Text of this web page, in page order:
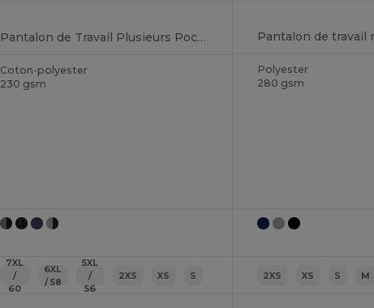
Pantalon de Travail Plusieurs Poches
Coton-polyester
230 gsm
7XL
/
60
6XL
/ 58
5XL
/
56
2XS XS S
Pantalon de travail
Polyester
280 gsm
2XS XS S M